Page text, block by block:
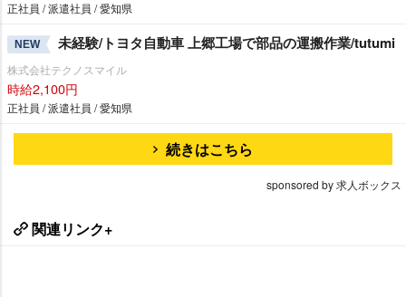
正社員 / 派遣社員 / 愛知県
NEW 未経験/トヨタ自動車 上郷工場で部品の運搬作業/tutumi
株式会社テクノスマイル
時給2,100円
正社員 / 派遣社員 / 愛知県
続きはこちら
sponsored by 求人ボックス
関連リンク+